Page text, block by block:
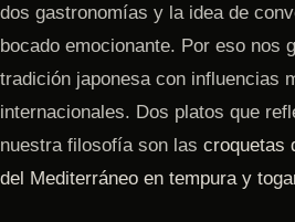
dos gastronomías y la idea de
bocado emocionante. Por eso nos
tradición japonesa con influencias
internacionales. Dos platos que
nuestra filosofía son las croquetas
del Mediterráneo en tempura y